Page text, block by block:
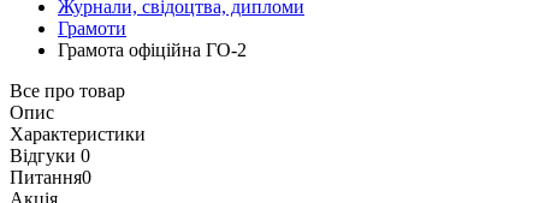
Журнали, свідоцтва, дипломи
Грамоти
Грамота офіційна ГО-2
Все про товар
Опис
Характеристики
Відгуки 0
Питання0
Акція